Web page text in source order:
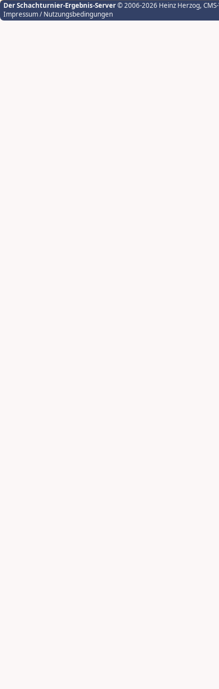
Der Schachturnier-Ergebnis-Server© 2006-2026 Heinz Herzog,
Impressum / Nutzungsbedingungen